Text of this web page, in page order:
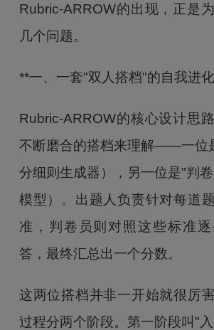
Rubric-ARROW的出现，正是
几个问题。
**一、一套"双人搭档"的自我进
Rubric-ARROW的核心设计思
不断磨合的搭档来理解——一位
分细则生成器），另一位是"判
模型）。出题人负责针对每道
准，判卷员则对照这些标准
答，最终汇总出一个分数。
这两位搭档并非一开始就很厉
过程分两个阶段。第一阶段叫"